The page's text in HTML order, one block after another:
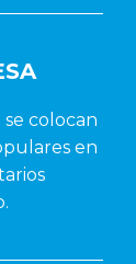
se colocan
en